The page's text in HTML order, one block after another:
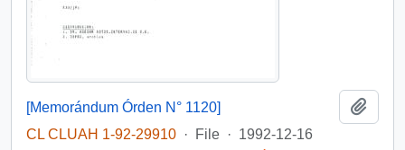
[Memorándum Órden N° 1120]
CL CLUAH 1-92-29910 · File · 1992-12-16